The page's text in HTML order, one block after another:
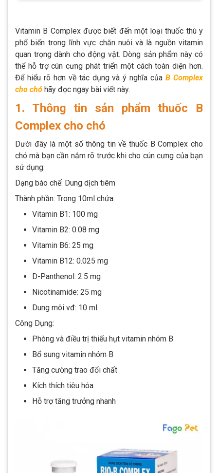
Vitamin B Complex được biết đến một loại thuốc thú y
phổ biến trong lĩnh vực chăn nuôi và là nguồn vitamin
quan trọng dành cho động vật. Dòng sản phẩm này có
thể hỗ trợ cún cưng phát triển một cách toàn diện hơn.
Để hiểu rõ hơn về tác dụng và ý nghĩa củaB Complex
cho chó hãy đọc ngay bài viết này.
1. Thông tin sản phẩm thuốc B
Complex cho chó
Dưới đây là một số thông tin về thuốc B Complex cho
chó mà bạn cần nắm rõ trước khi cho cún cưng của bạn
sử dụng:
Dạng bào chế: Dung dịch tiêm
Thành phần: Trong 10ml chứa:
Vitamin B1: 100 mg
Vitamin B2: 0.08 mg
Vitamin B6: 25 mg
Vitamin B12: 0.025 mg
D-Panthenol: 2.5 mg
Nicotinamide: 25 mg
Dung môi vđ: 10 ml
Công Dụng:
Phòng và điều trị thiếu hụt vitamin nhóm B
Bổ sung vitamin nhóm B
Tăng cường trao đổi chất
Kích thích tiêu hóa
Hỗ trợ tăng trưởng nhanh